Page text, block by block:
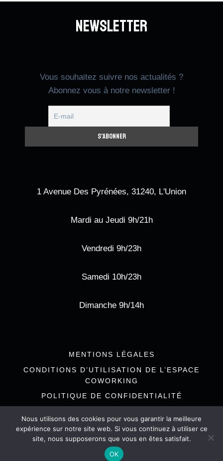
Newsletter
Vous souhaitez suivre nos actualités ?
Abonnez vous à notre newsletter !
1 Avenue Des Pyrénées, 31240, L'Union
Mardi au Jeudi 9h/21h
Vendredi 9h/23h
Samedi 10h/23h
Dimanche 9h/14h
MENTIONS LÉGALES
CONDITIONS D’UTILISATION DE L’ESPACE
COWORKING
POLITIQUE DE CONFIDENTIALITÉ
© 2026 L'Estanquet de l'Olivier à l'Union
Nous utilisons des cookies pour vous garantir la meilleure
expérience sur notre site web. Si vous continuez à utiliser ce
site, nous supposerons que vous en êtes satisfait.
OK